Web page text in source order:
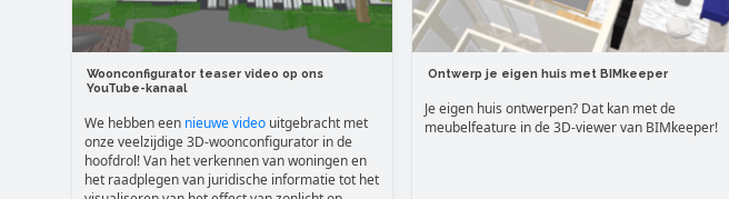
Woonconfigurator teaser video op ons
YouTube-kanaal
We hebben een nieuwe video uitgebracht met
onze veelzijdige 3D-woonconfigurator in de
hoofdrol! Van het verkennen van woningen en
het raadplegen van juridische informatie tot het
Ontwerp je eigen huis met BIMkeeper
Je eigen huis ontwerpen? Dat kan met de
meubelfeature in de 3D-viewer van BIMkeeper!